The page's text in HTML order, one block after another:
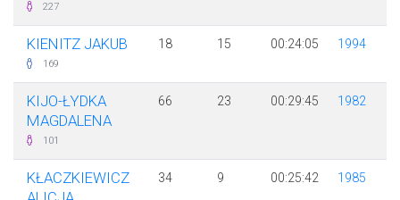
227
KIENITZ JAKUB
169
18 15 00:24:05 1994
KIJO-ŁYDKA
MAGDALENA
101
66 23 00:29:45 1982
KŁACZKIEWICZ
34 9 00:25:42 1985